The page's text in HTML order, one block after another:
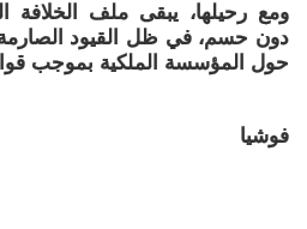
ومع رحيلها، يبقى ملف الخلافة
دون حسم، في ظل القيود الصارمة
حول المؤسسة الملكية بموجب
فوشيا